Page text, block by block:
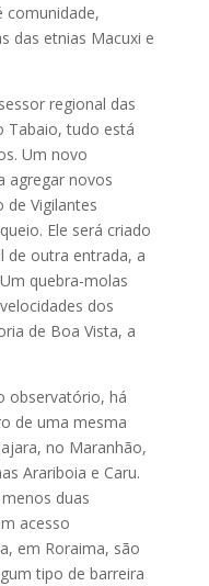
comunidade,
das etnias Macuxi e
regional das
Tabaio, tudo está
Um novo
agregar novos
de Vigilantes
Ele será criado
de outra entrada, a
quebra-molas
dos
de Boa Vista, a
observatório, há
de uma mesma
no Maranhão,
Arariboia e Caru.
duas
acesso
em Roraima, são
tipo de barreira